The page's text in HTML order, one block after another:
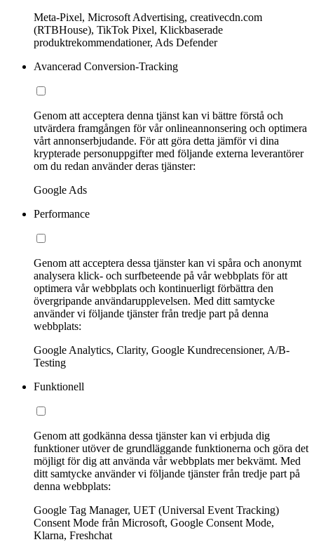
Meta-Pixel, Microsoft Advertising, creativecdn.com
(RTBHouse), TikTok Pixel, Klickbaserade
produktrekommendationer, Ads Defender
Avancerad Conversion-Tracking
Genom att acceptera denna tjänst kan vi bättre förstå och
utvärdera framgången för vår onlineannonsering och optimera
vårt annonserbjudande. För att göra detta jämför vi dina
krypterade personuppgifter med följande externa leverantörer
om du redan använder deras tjänster:
Google Ads
Performance
Genom att acceptera dessa tjänster kan vi spåra och anonymt
analysera klick- och surfbeteende på vår webbplats för att
optimera vår webbplats och kontinuerligt förbättra den
övergripande användarupplevelsen. Med ditt samtycke
använder vi följande tjänster från tredje part på denna
webbplats:
Google Analytics, Clarity, Google Kundrecensioner, A/B-
Testing
Funktionell
Genom att godkänna dessa tjänster kan vi erbjuda dig
funktioner utöver de grundläggande funktionerna och göra det
möjligt för dig att använda vår webbplats mer bekvämt. Med
ditt samtycke använder vi följande tjänster från tredje part på
denna webbplats:
Google Tag Manager, UET (Universal Event Tracking)
Consent Mode från Microsoft, Google Consent Mode,
Klarna, Freshchat